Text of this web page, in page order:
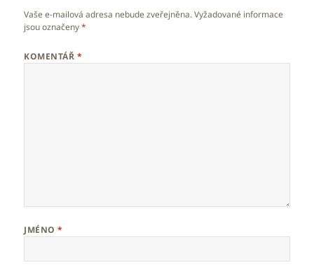
Vaše e-mailová adresa nebude zveřejněna. Vyžadované informace
jsou označeny*
KOMENTÁŘ *
JMÉNO*